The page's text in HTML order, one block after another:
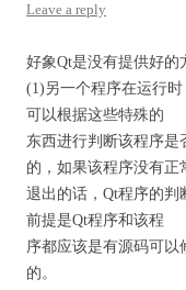
Leave a reply
好象Qt是没有提供好的
(1)另一个程序在运行
可以根据这些特殊的
东西进行判断该程序是
的，如果该程序没有正
退出的话，Qt程序的判
前提是Qt程序和该程
序都应该是有源码可以
的。